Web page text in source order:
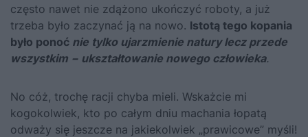
często nawet nie zdążono ukończyć roboty, a już
trzeba było zaczynać ją na nowo. Istotą tego kopania
było ponoć nie tylko ujarzmienie natury lecz przede
wszystkim − ukształtowanie nowego człowieka.
No cóż, trochę racji chyba mieli. Wskażcie mi
kogokolwiek, kto po całym dniu machania łopatą
odważy się jeszcze na jakiekolwiek „prawicowe” myśli!